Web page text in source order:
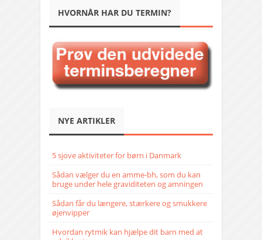
HVORNÅR HAR DU TERMIN?
NYE ARTIKLER
5 sjove aktiviteter for børn i Danmark
Sådan vælger du en amme-bh, som du kan
bruge under hele graviditeten og amningen
Sådan får du længere, stærkere og smukkere
øjenvipper
Hvordan rytmik kan hjælpe dit barn med at